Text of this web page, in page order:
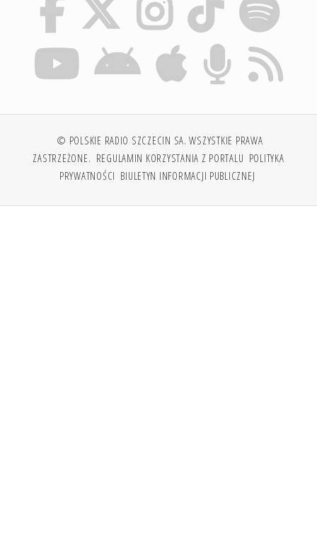
© POLSKIE RADIO SZCZECIN SA. WSZYSTKIE PRAWA
ZASTRZEŻONE. REGULAMIN KORZYSTANIA Z PORTALU POLITYKA
PRYWATNOŚCI BIULETYN INFORMACJI PUBLICZNEJ